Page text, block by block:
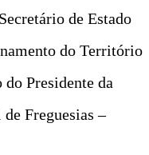
de Estado
do Território
Presidente da
Freguesias –